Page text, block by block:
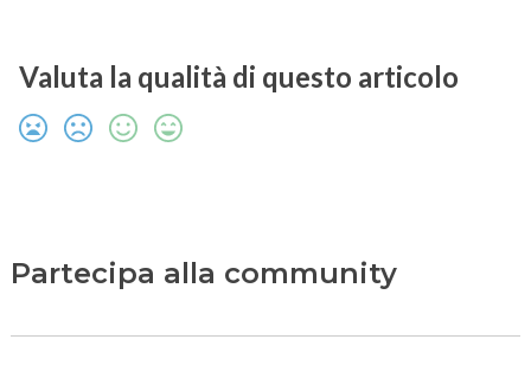
Valuta la qualità di questo articolo
Partecipa alla community